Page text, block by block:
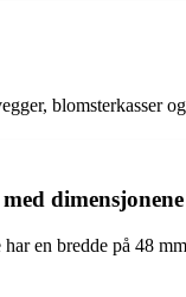
blomsterkasser
en bredde på 48